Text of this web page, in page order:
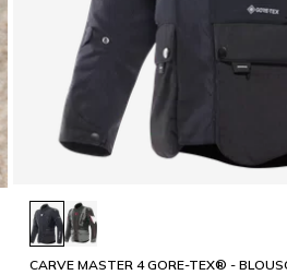
CARVE MASTER 4 GORE-TEX® -